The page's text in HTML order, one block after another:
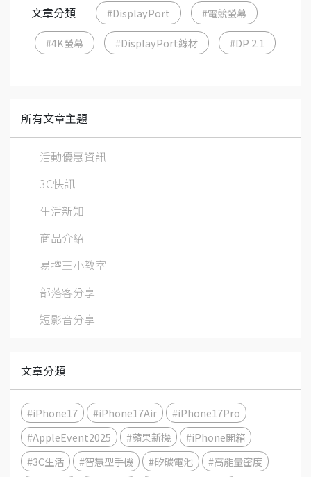
文章分類 #DisplayPort #電競螢幕
#4K螢幕 #DisplayPort線材 #DP 2.1
所有文章主題
活動優惠資訊
3C快訊
生活新知
商品介紹
易控王小教室
部落客分享
短影音分享
文章分類
#iPhone17 #iPhone17Air
#iPhone17Pro
#AppleEvent2025
#蘋果新機
#iPhone開箱
#3C生活
#智慧型手機 #矽碳電池
#高能量密度